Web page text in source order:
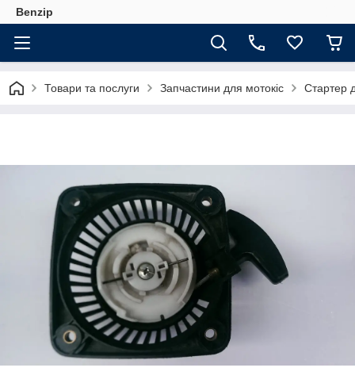
Benzip
Товари та послуги Запчастини для мотокіс Стартер